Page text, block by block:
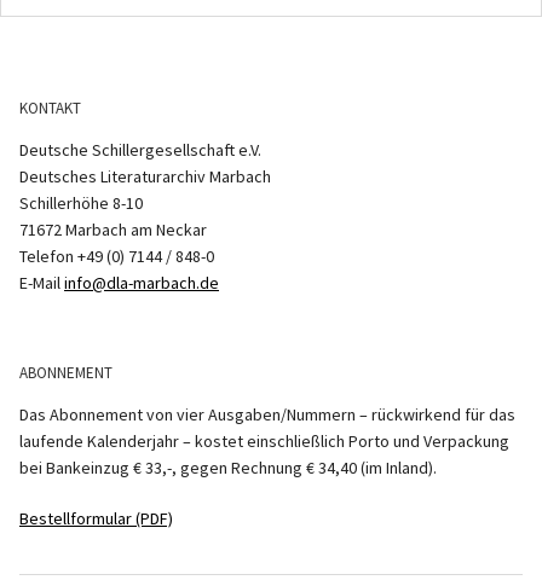
KONTAKT
Deutsche Schillergesellschaft e.V.
Deutsches Literaturarchiv Marbach
Schillerhöhe 8-10
71672 Marbach am Neckar
Telefon +49 (0) 7144 / 848-0
E-Mailinfo@dla-marbach.de
ABONNEMENT
Das Abonnement von vier Ausgaben/Nummern – rückwirkend für das
laufende Kalenderjahr – kostet einschließlich Porto und Verpackung
bei Bankeinzug € 33,-, gegen Rechnung € 34,40 (im Inland).
Bestellformular (PDF)